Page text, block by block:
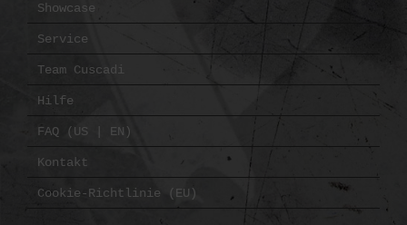
Showcase
Service
Team Cuscadi
Hilfe
FAQ (US | EN)
Kontakt
Cookie-Richtlinie (EU)